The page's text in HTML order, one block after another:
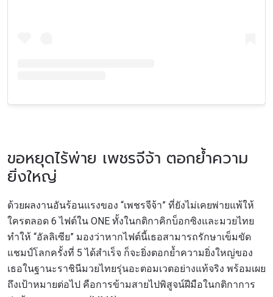
ขอหยุดไร้พ่าย เพชรจีจ้า ตอกย้ำความ
ยิ่งใหญ่
ด้วยผลงานอันร้อนแรงของ “เพชรจีจ้า” ที่ยังไม่เคยพ่ายแพ้ให้
ใครตลอด 6 ไฟต์ใน ONE ทั้งในกติกาคิกบ็อกซิงและมวยไทย
ทำให้ “อัลลิเซีย” มองว่าหากไฟต์นี้เธอสามารถรักษาเข็มขัด
แชมป์โลกครั้งที่ 5 ได้สำเร็จ ก็จะยิ่งตอกย้ำความยิ่งใหญ่ของ
เธอในฐานะราชินีมวยไทยรุ่นอะตอมเวตอย่างแท้จริง พร้อมเผย
ถึงเป้าหมายต่อไป คือการข้ามสายไปพิสูจน์ฝีมือในกติกาการ
สมัครเพื่อไม่พลาดข่าวเด็ด
เพื่อไม่พลาดข่าวสารของ ONE รีบลงทะเบียนตอนนี้